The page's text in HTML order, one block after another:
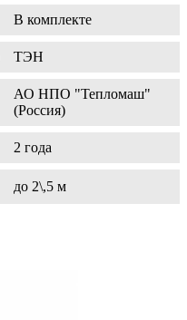
В комплекте
ТЭН
АО НПО "Тепломаш"
(Россия)
2 года
до 2\,5 м